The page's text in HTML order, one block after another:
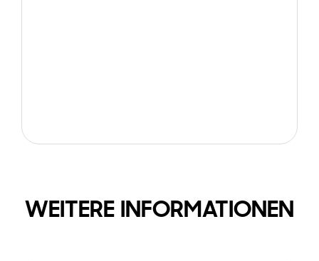
WEITERE INFORMATIONEN